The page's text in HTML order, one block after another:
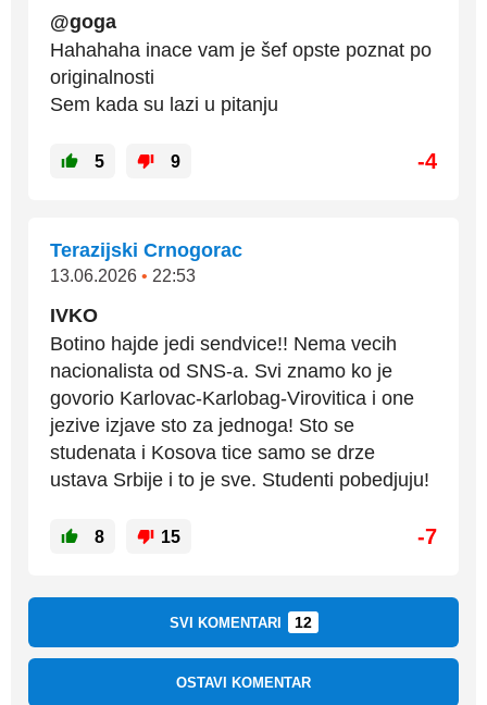
@goga
Hahahaha inace vam je šef opste poznat po
originalnosti
Sem kada su lazi u pitanju
5 9 -4
Terazijski Crnogorac
13.06.2026 • 22:53
IVKO
Botino hajde jedi sendvice!! Nema vecih
nacionalista od SNS-a. Svi znamo ko je
govorio Karlovac-Karlobag-Virovitica i one
jezive izjave sto za jednoga! Sto se
studenata i Kosova tice samo se drze
ustava Srbije i to je sve. Studenti pobedjuju!
8 15 -7
SVI KOMENTARI 12
OSTAVI KOMENTAR